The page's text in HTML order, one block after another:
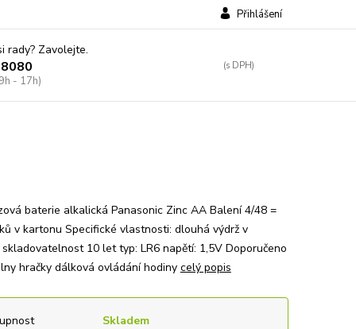
Přihlášení
rady? Zavolejte.
- 17h)
baterie alkalická Panasonic Zinc AA Balení 4/48 =
v kartonu Specifické vlastnosti: dlouhá výdrž v
10 let typ: LR6 napětí: 1,5V Doporučeno
hračky dálková ovládání hodiny celý popis
Skladem